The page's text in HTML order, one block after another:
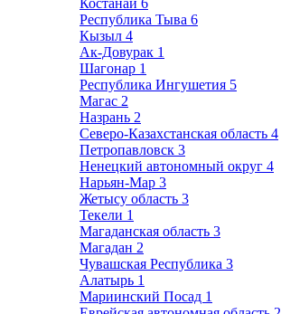
Костанай 6
Республика Тыва 6
Кызыл 4
Ак-Довурак 1
Шагонар 1
Республика Ингушетия 5
Магас 2
Назрань 2
Северо-Казахстанская область 4
Петропавловск 3
Ненецкий автономный округ 4
Нарьян-Мар 3
Жетысу область 3
Текели 1
Магаданская область 3
Магадан 2
Чувашская Республика 3
Алатырь 1
Мариинский Посад 1